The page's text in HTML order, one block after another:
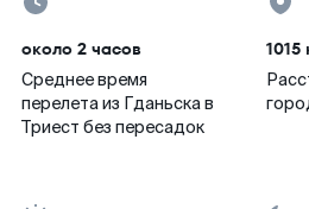
около 2 часов
Среднее время
перелета из Гданьска в
Триест без пересадок
1015